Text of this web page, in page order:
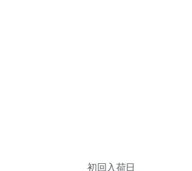
初回入荷日